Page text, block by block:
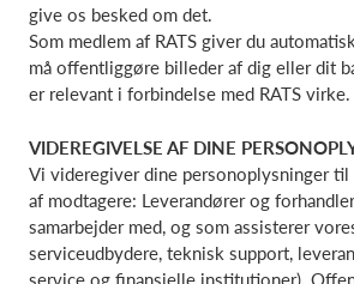
give os besked om det.
Som medlem af RATS giver du
må offentliggøre billeder af dig eller dit
er relevant i forbindelse med RATS virke.
VIDEREGIVELSE AF DINE
Vi videregiver dine personoplysninger
af modtagere: Leverandører og
samarbejder med, og som assisterer
serviceudbydere, teknisk support,
service og finansielle institutioner).